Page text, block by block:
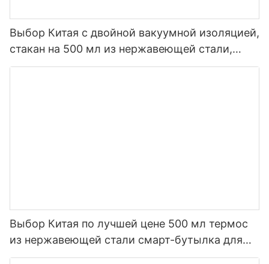
Выбор Китая с двойной вакуумной изоляцией,
стакан на 500 мл из нержавеющей стали,
умная бутылка для воды со светодиодом1
Выбор Китая по лучшей цене 500 мл термос
из нержавеющей стали смарт-бутылка для
воды